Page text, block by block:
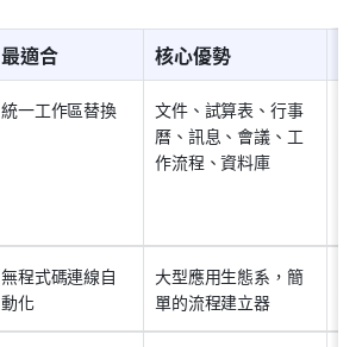
最適合 核心優勢
統一工作區替換
文件、試算表、行事
曆、訊息、會議、工
作流程、資料庫
無程式碼連線自
動化
大型應用生態系，簡
單的流程建立器